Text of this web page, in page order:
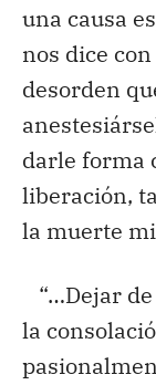
una causa
nos dice
desorden
darle forma
liberación,
la muerte
“…Dejar
la